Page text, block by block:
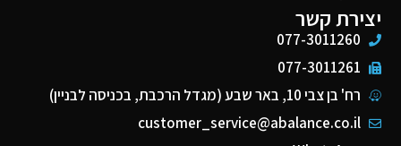
יצירת קשר
077-3011260
077-3011261
רח' בן צבי 10, באר שבע (מגדל הרכבת, בכניסה לבניין)
customer_service@abalance.co.il